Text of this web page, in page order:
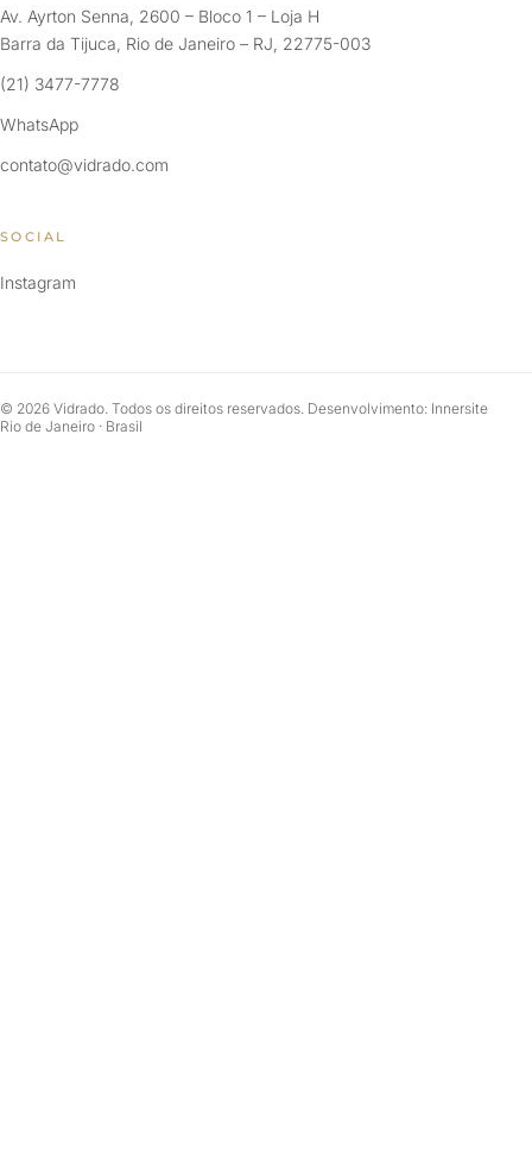
Av. Ayrton Senna, 2600 – Bloco 1 – Loja H
Barra da Tijuca, Rio de Janeiro – RJ, 22775-003
(21) 3477-7778
WhatsApp
contato@vidrado.com
SOCIAL
Instagram
© 2026 Vidrado. Todos os direitos reservados. Desenvolvimento: Innersite
Rio de Janeiro · Brasil